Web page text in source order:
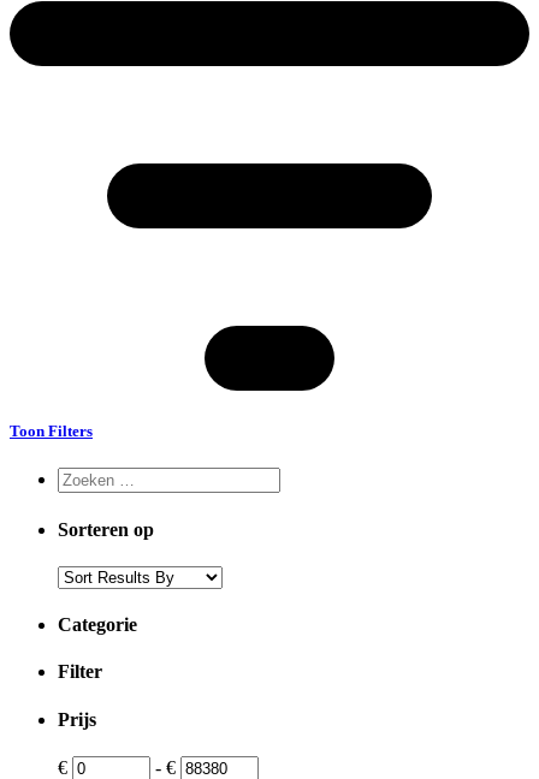
Toon Filters
Sorteren op
Categorie
Filter
Prijs
€ - €